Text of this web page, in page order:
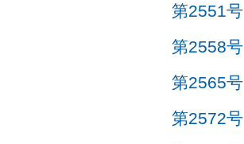
第2551号
第2558号
第2565号
第2572号